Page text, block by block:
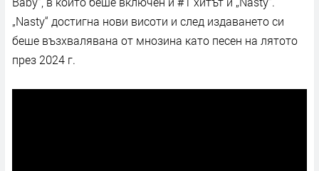
„Nasty“ достигна нови висоти и след издаването си
беше възхвалявана от мнозина като песен на лятото
през 2024 г.